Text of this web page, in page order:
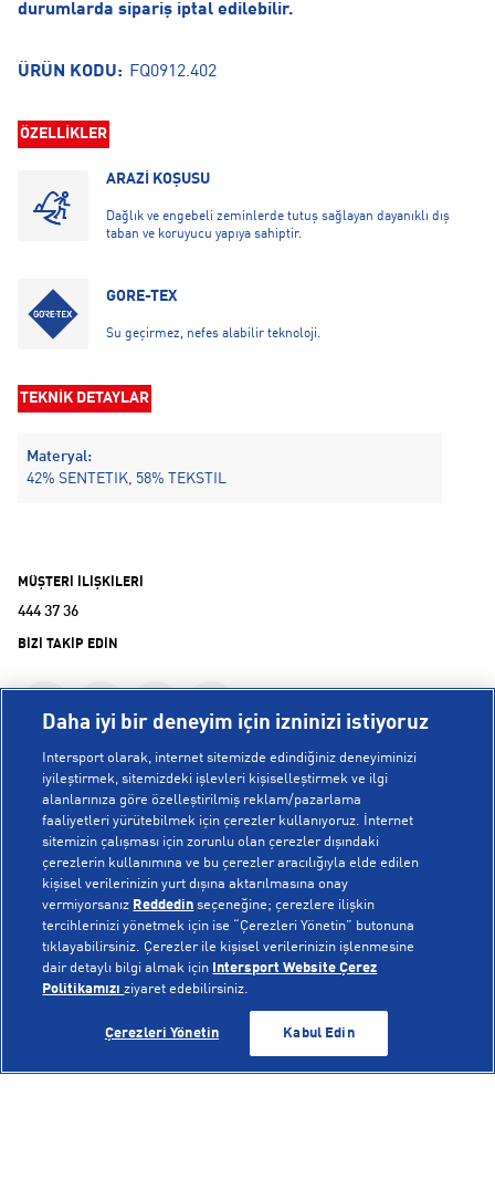
SEPETE EKLE
durumlarda sipariş iptal edilebilir.
ÜRÜN KODU: FQ0912.402
ÖZELLİKLER
ARAZİ KOŞUSU
Dağlık ve engebeli zeminlerde tutuş sağlayan dayanıklı dış
taban ve koruyucu yapıya sahiptir.
GORE-TEX
Su geçirmez, nefes alabilir teknoloji.
TEKNİK DETAYLAR
Materyal:
42% SENTETIK, 58% TEKSTIL
SEPETE EKLE
MÜŞTERİ İLİŞKİLERİ
444 37 36
BİZİ TAKİP EDİN
KURUMSAL
Hakkımızda
Mağazalarımız
Bilgi Toplumu Hizmetleri
Gizlilik Politikası
İşlem Rehberi
Kampanyalar
YARDIM
Sipariş Takibi
İptal & İade
Sıkça Sorulan Sorular
Yetkili Servis Listesi
POPÜLER KOLEKSİYONLAR
Voleybol Milli Takım Formaları
New Balance 408
Daha iyi bir deneyim için izninizi istiyoruz
Intersport olarak, internet sitemizde edindiğiniz deneyiminizi
iyileştirmek, sitemizdeki işlevleri kişiselleştirmek ve ilgi
alanlarınıza göre özelleştirilmiş reklam/pazarlama
faaliyetleri yürütebilmek için çerezler kullanıyoruz. İnternet
sitemizin çalışması için zorunlu olan çerezler dışındaki
çerezlerin kullanımına ve bu çerezler aracılığıyla elde edilen
kişisel verilerinizin yurt dışına aktarılmasına onay
vermiyorsanız Reddedin seçeneğine; çerezlere ilişkin
tercihlerinizi yönetmek için ise “Çerezleri Yönetin” butonuna
tıklayabilirsiniz. Çerezler ile kişisel verilerinizin işlenmesine
dair detaylı bilgi almak için
Intersport Website Çerez
Politikamızıziyaret edebilirsiniz.
Çerezleri Yönetin Kabul Edin